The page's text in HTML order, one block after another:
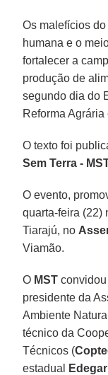
Os malefícios do
humana e o
fortalecer a
produção de
segundo dia do
Reforma
O texto foi
Sem Terra -
O evento,
quarta-feira (22)
Tiarajú, no
Viamão.
O MST
presidente da
Ambiente
técnico da
Técnicos (
estadual